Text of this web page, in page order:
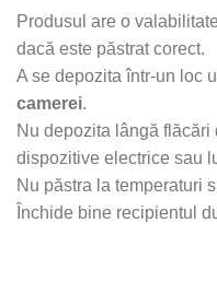
Produsul are o
dacă este păstrat corect.
A se depozita într-un loc
camerei.
Nu depozita lângă
dispozitive electrice sau
Nu păstra la temperaturi
Închide bine recipientul